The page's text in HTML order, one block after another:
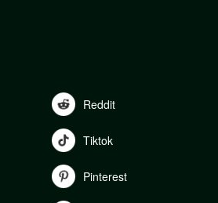
Reddit
Tiktok
Pinterest